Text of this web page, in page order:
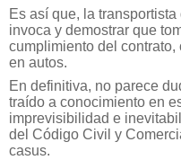
Es así que, la
invoca y demostrar que
cumplimiento del
en autos.
En definitiva, no parece
traído a conocimiento en
imprevisibilidad e
del Código Civil y
casus.